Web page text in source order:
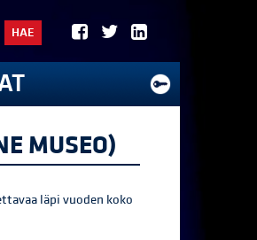
HAE
MUSEO)
läpi vuoden koko